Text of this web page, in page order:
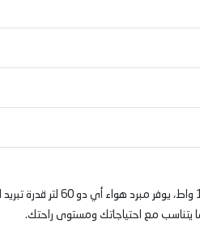
مزود المبرد بمحرك
مع احتياجاتك ومستوى راحتك.